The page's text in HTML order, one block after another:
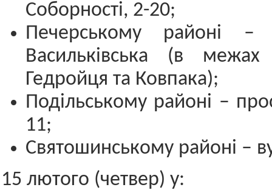
Соборності, 2-20;
Печерському районі –
Васильківська (в
Гедройця та Ковпака);
Подільському районі –
11;
Святошинському районі –
15 лютого (четвер) у: